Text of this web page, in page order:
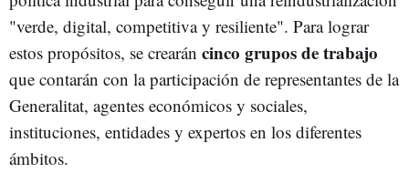
"verde, digital, competitiva y resiliente". Para lograr
estos propósitos, se crearán cinco grupos de trabajo
que contarán con la participación de representantes de la
Generalitat, agentes económicos y sociales,
instituciones, entidades y expertos en los diferentes
ámbitos.